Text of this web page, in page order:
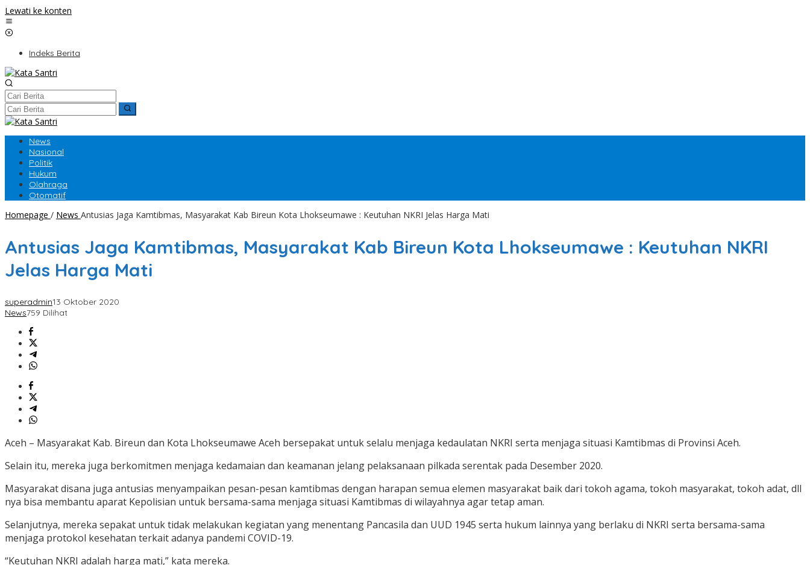
Lewati ke konten
Indeks Berita
News
Nasional
Politik
Hukum
Olahraga
Otomatif
Homepage / News Antusias Jaga Kamtibmas, Masyarakat Kab Bireun Kota Lhokseumawe : Keutuhan NKRI Jelas Harga Mati
Antusias Jaga Kamtibmas, Masyarakat Kab Bireun Kota Lhokseumawe : Keutuhan NKRI
Jelas Harga Mati
superadmin13 Oktober 2020
News759 Dilihat
Aceh – Masyarakat Kab. Bireun dan Kota Lhokseumawe Aceh bersepakat untuk selalu menjaga kedaulatan NKRI serta menjaga situasi Kamtibmas di Provinsi Aceh.
Selain itu, mereka juga berkomitmen menjaga kedamaian dan keamanan jelang pelaksanaan pilkada serentak pada Desember 2020.
Masyarakat disana juga antusias menyampaikan pesan-pesan kamtibmas dengan harapan semua elemen masyarakat baik dari tokoh agama, tokoh masyarakat, tokoh adat, dll
nya bisa membantu aparat Kepolisian untuk bersama-sama menjaga situasi Kamtibmas di wilayahnya agar tetap aman.
Selanjutnya, mereka sepakat untuk tidak melakukan kegiatan yang menentang Pancasila dan UUD 1945 serta hukum lainnya yang berlaku di NKRI serta bersama-sama
menjaga protokol kesehatan terkait adanya pandemi COVID-19.
“Keutuhan NKRI adalah harga mati,” kata mereka.